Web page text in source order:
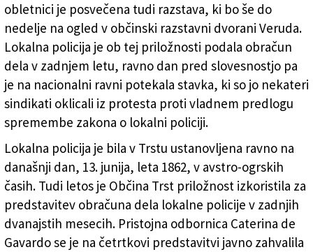
obletnici je posvečena tudi razstava, ki bo še do
nedelje na ogled v občinski razstavni dvorani Veruda.
Lokalna policija je ob tej priložnosti podala obračun
dela v zadnjem letu, ravno dan pred slovesnostjo pa
je na nacionalni ravni potekala stavka, ki so jo nekateri
sindikati oklicali iz protesta proti vladnem predlogu
spremembe zakona o lokalni policiji.
Lokalna policija je bila v Trstu ustanovljena ravno na
današnji dan, 13. junija, leta 1862, v avstro-ogrskih
časih. Tudi letos je Občina Trst priložnost izkoristila za
predstavitev obračuna dela lokalne policije v zadnjih
dvanajstih mesecih. Pristojna odbornica Caterina de
Gavardo se je na četrtkovi predstavitvi javno zahvalila